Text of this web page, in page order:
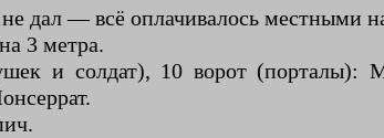
дал — всё оплачивалось местными
3 метра.
и солдат), 10 ворот (порталы):